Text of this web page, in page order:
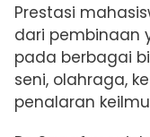
Prestasi
dari pembinaan
pada berbagai
seni, olahraga,
penalaran